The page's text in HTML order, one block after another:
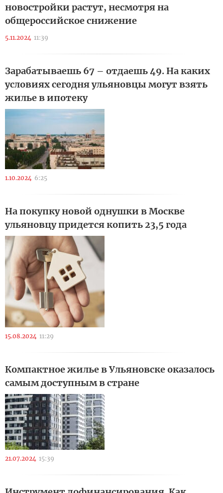
новостройки растут, несмотря на
общероссийское снижение
5.11.2024 11:39
Зарабатываешь 67 – отдаешь 49. На каких
условиях сегодня ульяновцы могут взять
жилье в ипотеку
1.10.2024 6:25
На покупку новой однушки в Москве
ульяновцу придется копить 23,5 года
15.08.2024 11:29
Компактное жилье в Ульяновске оказалось
самым доступным в стране
21.07.2024 15:39